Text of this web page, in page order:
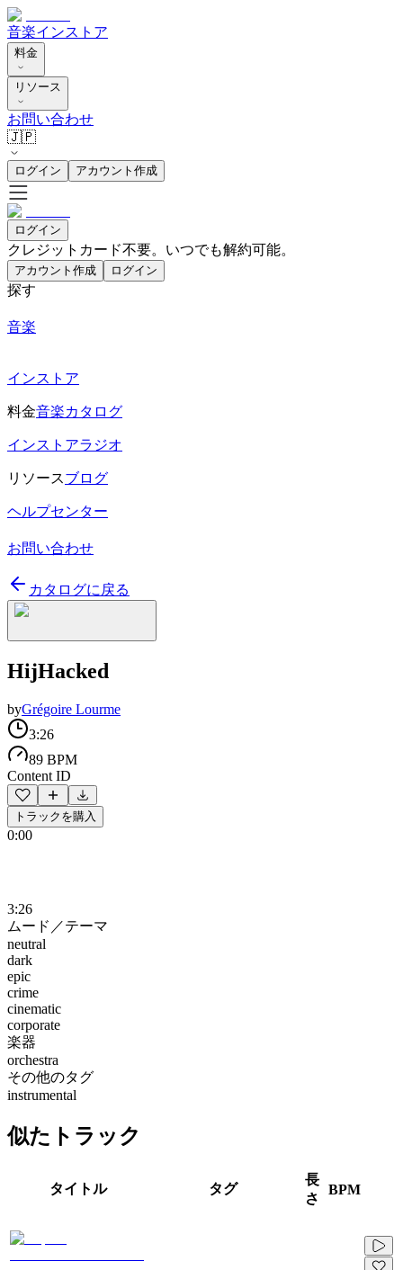
音楽インストア
料金
リソース
お問い合わせ
🇯🇵
ログイン アカウント作成
ログイン
クレジットカード不要。いつでも解約可能。
アカウント作成 ログイン
探す
音楽
インストア
料金音楽カタログ
インストアラジオ
リソースブログ
ヘルプセンター
お問い合わせ
カタログに戻る
HijHacked
byGrégoire Lourme
3:26
89 BPM
Content ID
トラックを購入
0:00
3:26
ムード／テーマ
neutral
dark
epic
crime
cinematic
corporate
楽器
orchestra
その他のタグ
instrumental
似たトラック
タイトル タグ
長
さ
BPM